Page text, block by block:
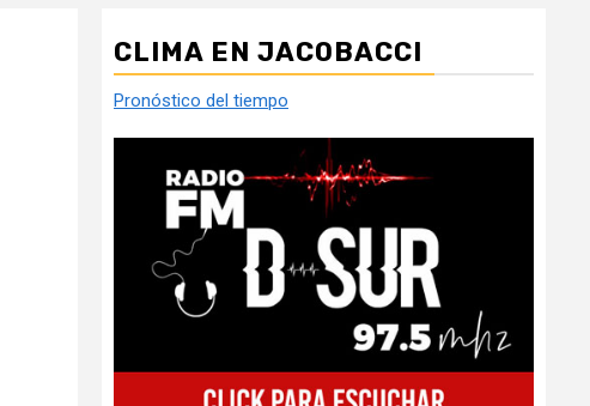
CLIMA EN JACOBACCI
Pronóstico del tiempo